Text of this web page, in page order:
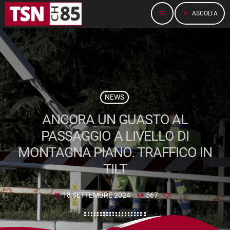
menu play_arrow ASCOLTA
NEWS
ANCORA UN GUASTO AL
PASSAGGIO A LIVELLO DI
MONTAGNA PIANO. TRAFFICO IN
TILT
today 18 SETTEMBRE 2024 567